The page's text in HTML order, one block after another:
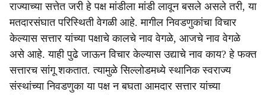
राज्याच्या सत्तेत जरी हे पक्ष मांडीला मांडी लावून बसले असले तरी, या
मतदारसंघात परिस्थिती वेगळी आहे. मागील निवडणुकांचा विचार
केल्यास सत्तार यांच्या पक्षाचे कालचे नाव वेगळे, आजचे नाव वेगळे
असे आहे. याही पुढे जाऊन विचार केल्यास उद्याचे नाव काय? हे फक्त
सत्तारच सांगू शकतात. त्यामुळे सिल्लोडमध्ये स्थानिक स्वराज्य
संस्थांच्या निवडणुका या पक्ष न बघता आमदार सत्तार यांच्या